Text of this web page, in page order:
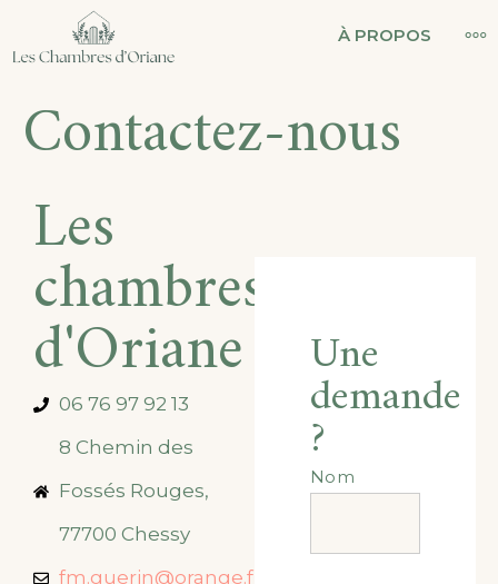
LES CHAMBRES
D'ORIANE
À PROPOS
Contactez-nous
Les
chambres
d'Oriane
06 76 97 92 13
8 Chemin des
Fossés Rouges,
77700 Chessy
fm.guerin@orange.fr
Une
demande
?
Nom